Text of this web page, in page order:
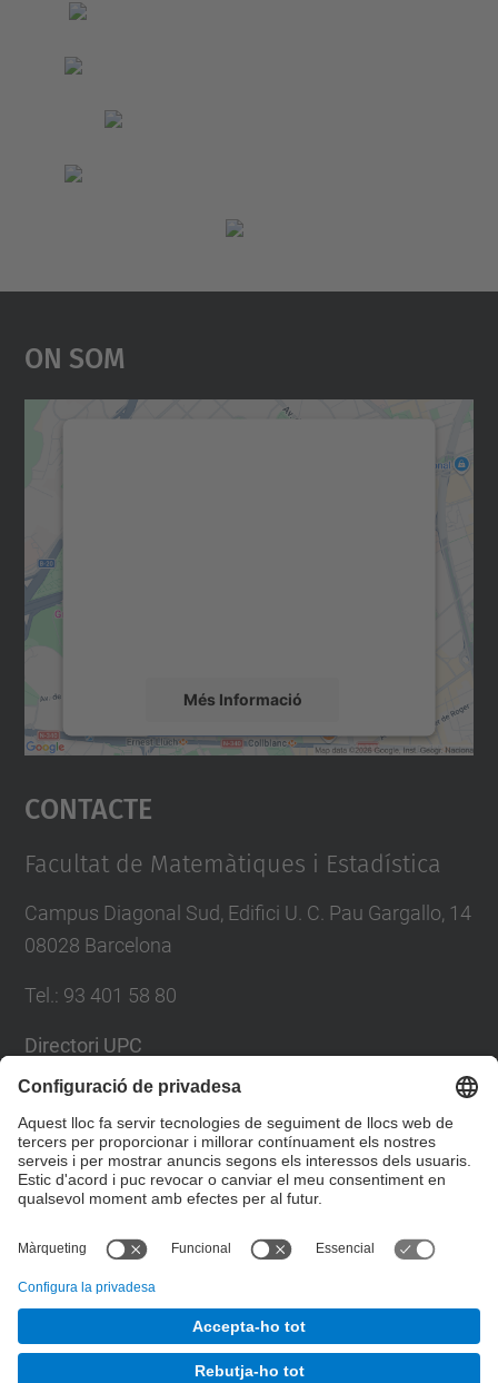
On Som
Més Informació
Accepta
powered by
Contacte
Facultat de Matemàtiques i Estadística
Campus Diagonal Sud, Edifici U. C. Pau Gargallo, 14
08028 Barcelona
Tel. : 93 401 58 80
Directori UPC
Formulari de contacte
Llista Xarxes Socials
Facultat de Matemàtiques i Estadí­stica.